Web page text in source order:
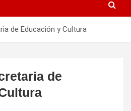
de Educación y Cultura
de